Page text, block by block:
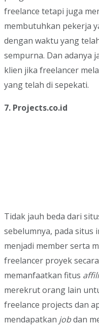
freelance tetapi juga
membutuhkan pekerja
dengan waktu yang
sempurna. Dan adanya
klien jika freelancer
yang telah di sepekati.
7. Projects.co.id
Tidak jauh beda dari
sebelumnya, pada situs
menjadi member serta
freelancer proyek
memanfaatkan fitus
merekrut orang lain
freelance projects dan
mendapatkan jobdan